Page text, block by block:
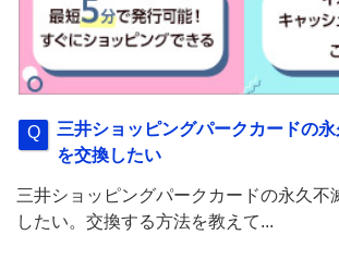
三井ショッピングパークカードの
を交換したい
三井ショッピングパークカードの永久不
したい。交換する方法を教えて...